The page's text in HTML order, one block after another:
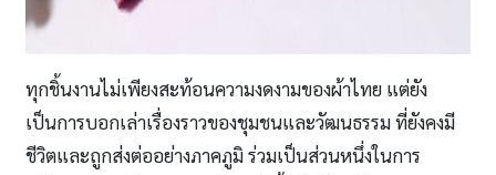
ทุกชิ้นงานไม่เพียงสะท้อนความงดงามของผ้าไทย แต่ยัง
เป็นการบอกเล่าเรื่องราวของชุมชนและวัฒนธรรม ที่ยังคงมี
ชีวิตและถูกส่งต่ออย่างภาคภูมิ ร่วมเป็นส่วนหนึ่งในการ